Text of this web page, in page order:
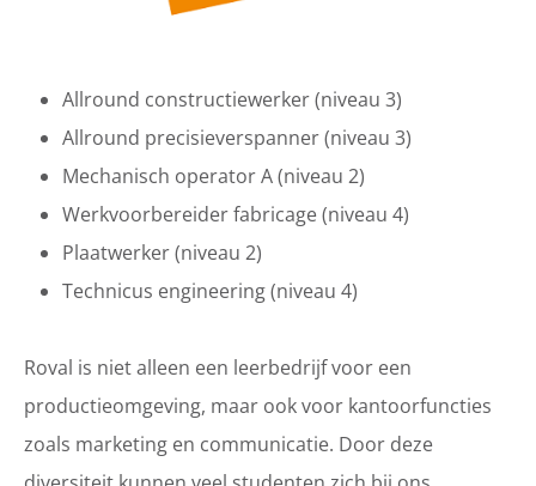
Allround constructiewerker (niveau 3)
Allround precisieverspanner (niveau 3)
Mechanisch operator A (niveau 2)
Werkvoorbereider fabricage (niveau 4)
Plaatwerker (niveau 2)
Technicus engineering (niveau 4)
Roval is niet alleen een leerbedrijf voor een
productieomgeving, maar ook voor kantoorfuncties
zoals marketing en communicatie. Door deze